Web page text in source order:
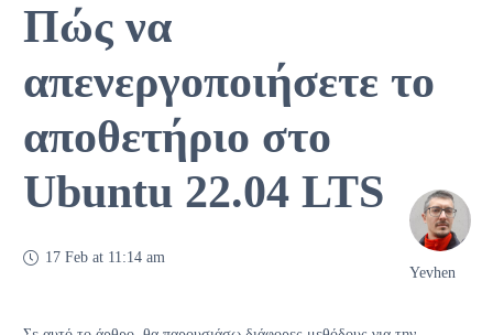
Πώς να
απενεργοποιήσετε το
αποθετήριο στο
Ubuntu 22.04 LTS
17 Feb at 11:14 am
Yevhen